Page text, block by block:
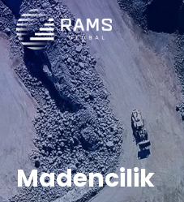
Madencilik